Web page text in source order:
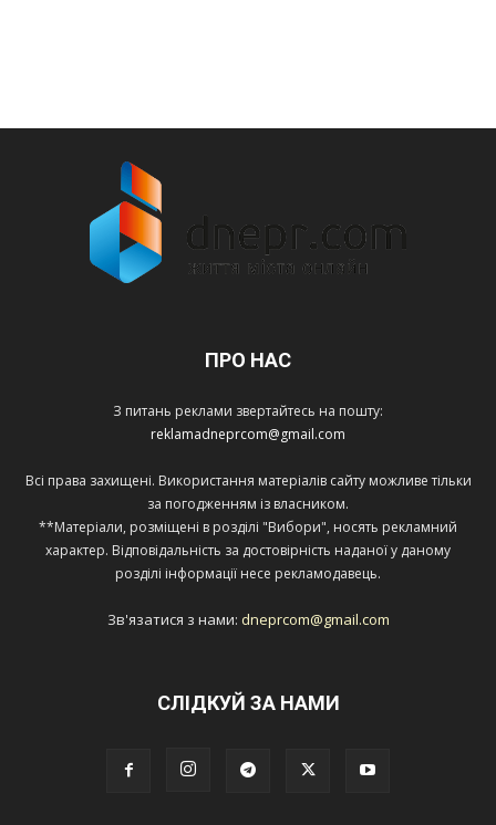
ПРО НАС
З питань реклами звертайтесь на пошту:
reklamadneprcom@gmail.com
Всі права захищені. Використання матеріалів сайту можливе тільки
за погодженням із власником.
**Матеріали, розміщені в розділі "Вибори", носять рекламний
характер. Відповідальність за достовірність наданої у даному
розділі інформації несе рекламодавець.
Зв'язатися з нами: dneprcom@gmail.com
СЛІДКУЙ ЗА НАМИ